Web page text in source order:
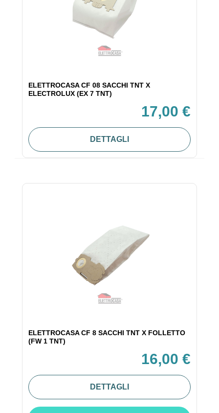
ELETTROCASA CF 08 SACCHI TNT X
ELECTROLUX (EX 7 TNT)
17,00 €
DETTAGLI
ELETTROCASA CF 8 SACCHI TNT X FOLLETTO
(FW 1 TNT)
16,00 €
DETTAGLI